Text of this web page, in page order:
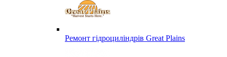
Ремонт гідроциліндрів Great Plains